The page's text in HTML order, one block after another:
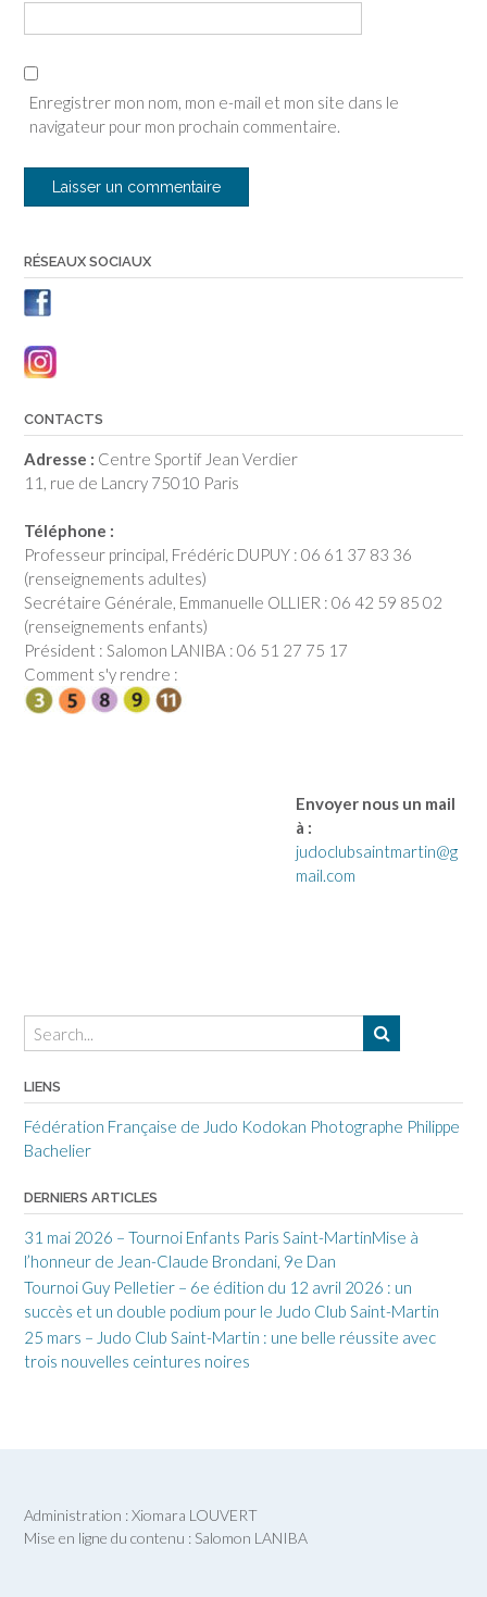
Enregistrer mon nom, mon e-mail et mon site dans le
navigateur pour mon prochain commentaire.
RÉSEAUX SOCIAUX
CONTACTS
Adresse : Centre Sportif Jean Verdier
11, rue de Lancry 75010 Paris
Téléphone :
Professeur principal, Frédéric DUPUY : 06 61 37 83 36
(renseignements adultes)
Secrétaire Générale, Emmanuelle OLLIER : 06 42 59 85 02
(renseignements enfants)
Président : Salomon LANIBA : 06 51 27 75 17
Comment s'y rendre :
Envoyer nous un mail
à :
judoclubsaintmartin@g
mail.com
LIENS
Fédération Française de Judo Kodokan Photographe Philippe
Bachelier
DERNIERS ARTICLES
31 mai 2026 – Tournoi Enfants Paris Saint-MartinMise à
l’honneur de Jean-Claude Brondani, 9e Dan
Tournoi Guy Pelletier – 6e édition du 12 avril 2026 : un
succès et un double podium pour le Judo Club Saint-Martin
25 mars – Judo Club Saint-Martin : une belle réussite avec
trois nouvelles ceintures noires
Administration : Xiomara LOUVERT
Mise en ligne du contenu : Salomon LANIBA